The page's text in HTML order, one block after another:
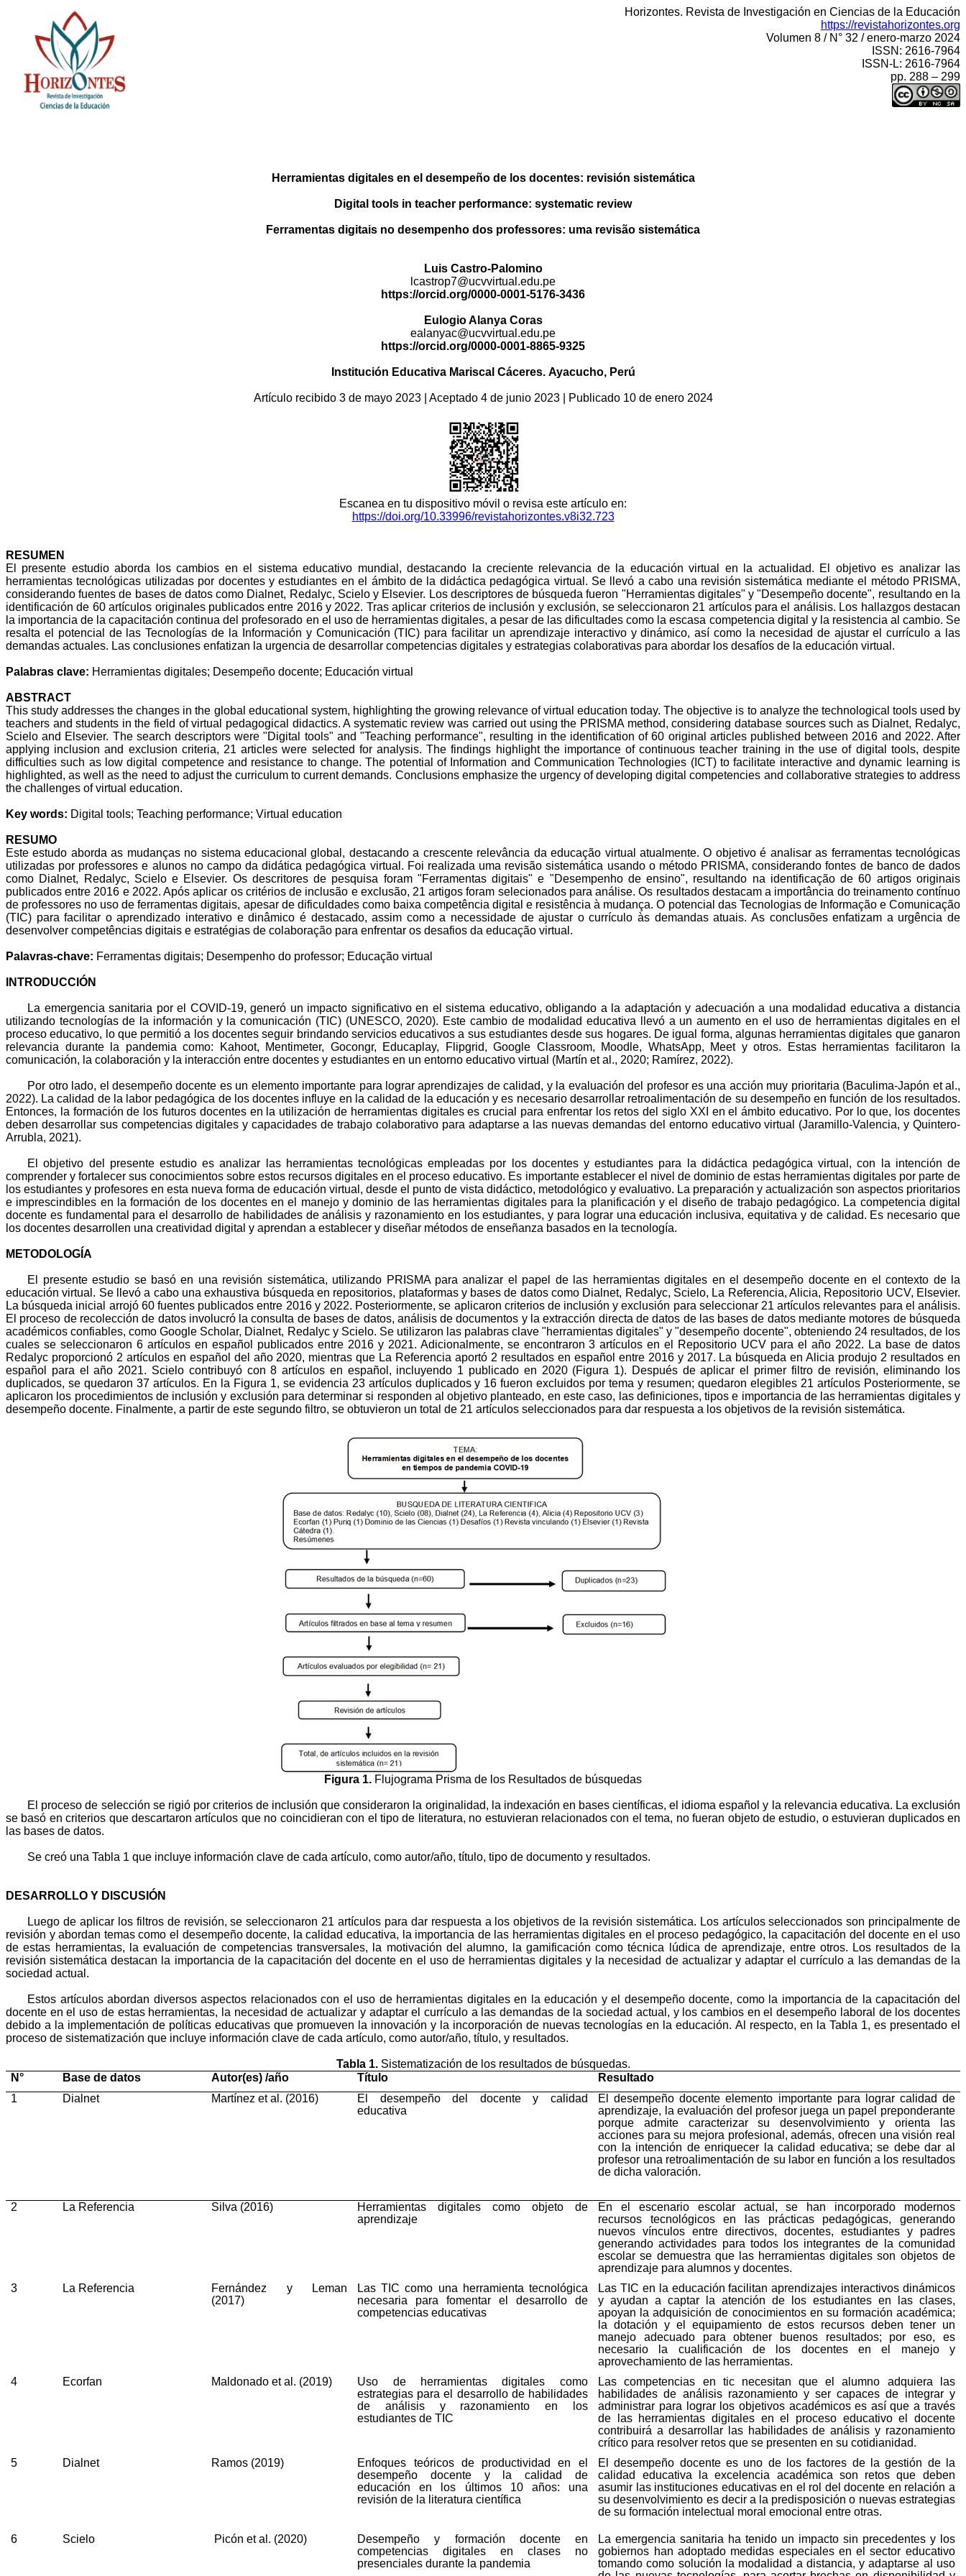
Horizontes. Revista de Investigación en Ciencias de la Educación
https://revistahorizontes.org
Volumen 8 / N° 32 / enero-marzo 2024
ISSN: 2616-7964
ISSN-L: 2616-7964
pp. 288 – 299
Herramientas digitales en el desempeño de los docentes: revisión sistemática
Digital tools in teacher performance: systematic review
Ferramentas digitais no desempenho dos professores: uma revisão sistemática
Luis Castro-Palomino
lcastrop7@ucvvirtual.edu.pe
https://orcid.org/0000-0001-5176-3436
Eulogio Alanya Coras
ealanyac@ucvvirtual.edu.pe
https://orcid.org/0000-0001-8865-9325
Institución Educativa Mariscal Cáceres. Ayacucho, Perú
Artículo recibido 3 de mayo 2023 | Aceptado 4 de junio 2023 | Publicado 10 de enero 2024
Escanea en tu dispositivo móvil o revisa este artículo en:
https://doi.org/10.33996/revistahorizontes.v8i32.723
RESUMEN
El presente estudio aborda los cambios en el sistema educativo mundial, destacando la creciente relevancia de la educación virtual en la actualidad. El objetivo es analizar las
herramientas tecnológicas utilizadas por docentes y estudiantes en el ámbito de la didáctica pedagógica virtual. Se llevó a cabo una revisión sistemática mediante el método PRISMA,
considerando fuentes de bases de datos como Dialnet, Redalyc, Scielo y Elsevier. Los descriptores de búsqueda fueron "Herramientas digitales" y "Desempeño docente", resultando en la
identificación de 60 artículos originales publicados entre 2016 y 2022. Tras aplicar criterios de inclusión y exclusión, se seleccionaron 21 artículos para el análisis. Los hallazgos destacan
la importancia de la capacitación continua del profesorado en el uso de herramientas digitales, a pesar de las dificultades como la escasa competencia digital y la resistencia al cambio. Se
resalta el potencial de las Tecnologías de la Información y Comunicación (TIC) para facilitar un aprendizaje interactivo y dinámico, así como la necesidad de ajustar el currículo a las
demandas actuales. Las conclusiones enfatizan la urgencia de desarrollar competencias digitales y estrategias colaborativas para abordar los desafíos de la educación virtual.
Palabras clave: Herramientas digitales; Desempeño docente; Educación virtual
ABSTRACT
This study addresses the changes in the global educational system, highlighting the growing relevance of virtual education today. The objective is to analyze the technological tools used by
teachers and students in the field of virtual pedagogical didactics. A systematic review was carried out using the PRISMA method, considering database sources such as Dialnet, Redalyc,
Scielo and Elsevier. The search descriptors were "Digital tools" and "Teaching performance", resulting in the identification of 60 original articles published between 2016 and 2022. After
applying inclusion and exclusion criteria, 21 articles were selected for analysis. The findings highlight the importance of continuous teacher training in the use of digital tools, despite
difficulties such as low digital competence and resistance to change. The potential of Information and Communication Technologies (ICT) to facilitate interactive and dynamic learning is
highlighted, as well as the need to adjust the curriculum to current demands. Conclusions emphasize the urgency of developing digital competencies and collaborative strategies to address
the challenges of virtual education.
Key words: Digital tools; Teaching performance; Virtual education
RESUMO
Este estudo aborda as mudanças no sistema educacional global, destacando a crescente relevância da educação virtual atualmente. O objetivo é analisar as ferramentas tecnológicas
utilizadas por professores e alunos no campo da didática pedagógica virtual. Foi realizada uma revisão sistemática usando o método PRISMA, considerando fontes de banco de dados
como Dialnet, Redalyc, Scielo e Elsevier. Os descritores de pesquisa foram "Ferramentas digitais" e "Desempenho de ensino", resultando na identificação de 60 artigos originais
publicados entre 2016 e 2022. Após aplicar os critérios de inclusão e exclusão, 21 artigos foram selecionados para análise. Os resultados destacam a importância do treinamento contínuo
de professores no uso de ferramentas digitais, apesar de dificuldades como baixa competência digital e resistência à mudança. O potencial das Tecnologias de Informação e Comunicação
(TIC) para facilitar o aprendizado interativo e dinâmico é destacado, assim como a necessidade de ajustar o currículo às demandas atuais. As conclusões enfatizam a urgência de
desenvolver competências digitais e estratégias de colaboração para enfrentar os desafios da educação virtual.
Palavras-chave: Ferramentas digitais; Desempenho do professor; Educação virtual
INTRODUCCIÓN
La emergencia sanitaria por el COVID-19, generó un impacto significativo en el sistema educativo, obligando a la adaptación y adecuación a una modalidad educativa a distancia
utilizando tecnologías de la información y la comunicación (TIC) (UNESCO, 2020). Este cambio de modalidad educativa llevó a un aumento en el uso de herramientas digitales en el
proceso educativo, lo que permitió a los docentes seguir brindando servicios educativos a sus estudiantes desde sus hogares. De igual forma, algunas herramientas digitales que ganaron
relevancia durante la pandemia como: Kahoot, Mentimeter, Gocongr, Educaplay, Flipgrid, Google Classroom, Moodle, WhatsApp, Meet y otros. Estas herramientas facilitaron la
comunicación, la colaboración y la interacción entre docentes y estudiantes en un entorno educativo virtual (Martín et al., 2020; Ramírez, 2022).
Por otro lado, el desempeño docente es un elemento importante para lograr aprendizajes de calidad, y la evaluación del profesor es una acción muy prioritaria (Baculima-Japón et al.,
2022). La calidad de la labor pedagógica de los docentes influye en la calidad de la educación y es necesario desarrollar retroalimentación de su desempeño en función de los resultados.
Entonces, la formación de los futuros docentes en la utilización de herramientas digitales es crucial para enfrentar los retos del siglo XXI en el ámbito educativo. Por lo que, los docentes
deben desarrollar sus competencias digitales y capacidades de trabajo colaborativo para adaptarse a las nuevas demandas del entorno educativo virtual (Jaramillo-Valencia, y Quintero-
Arrubla, 2021).
El objetivo del presente estudio es analizar las herramientas tecnológicas empleadas por los docentes y estudiantes para la didáctica pedagógica virtual, con la intención de
comprender y fortalecer sus conocimientos sobre estos recursos digitales en el proceso educativo. Es importante establecer el nivel de dominio de estas herramientas digitales por parte de
los estudiantes y profesores en esta nueva forma de educación virtual, desde el punto de vista didáctico, metodológico y evaluativo. La preparación y actualización son aspectos prioritarios
e imprescindibles en la formación de los docentes en el manejo y dominio de las herramientas digitales para la planificación y el diseño de trabajo pedagógico. La competencia digital
docente es fundamental para el desarrollo de habilidades de análisis y razonamiento en los estudiantes, y para lograr una educación inclusiva, equitativa y de calidad. Es necesario que
los docentes desarrollen una creatividad digital y aprendan a establecer y diseñar métodos de enseñanza basados en la tecnología.
METODOLOGÍA
El presente estudio se basó en una revisión sistemática, utilizando PRISMA para analizar el papel de las herramientas digitales en el desempeño docente en el contexto de la
educación virtual. Se llevó a cabo una exhaustiva búsqueda en repositorios, plataformas y bases de datos como Dialnet, Redalyc, Scielo, La Referencia, Alicia, Repositorio UCV, Elsevier.
La búsqueda inicial arrojó 60 fuentes publicados entre 2016 y 2022. Posteriormente, se aplicaron criterios de inclusión y exclusión para seleccionar 21 artículos relevantes para el análisis.
El proceso de recolección de datos involucró la consulta de bases de datos, análisis de documentos y la extracción directa de datos de las bases de datos mediante motores de búsqueda
académicos confiables, como Google Scholar, Dialnet, Redalyc y Scielo. Se utilizaron las palabras clave "herramientas digitales" y "desempeño docente", obteniendo 24 resultados, de los
cuales se seleccionaron 6 artículos en español publicados entre 2016 y 2021. Adicionalmente, se encontraron 3 artículos en el Repositorio UCV para el año 2022. La base de datos
Redalyc proporcionó 2 artículos en español del año 2020, mientras que La Referencia aportó 2 resultados en español entre 2016 y 2017. La búsqueda en Alicia produjo 2 resultados en
español para el año 2021. Scielo contribuyó con 8 artículos en español, incluyendo 1 publicado en 2020 (Figura 1). Después de aplicar el primer filtro de revisión, eliminando los
duplicados, se quedaron 37 artículos. En la Figura 1, se evidencia 23 artículos duplicados y 16 fueron excluidos por tema y resumen; quedaron elegibles 21 artículos Posteriormente, se
aplicaron los procedimientos de inclusión y exclusión para determinar si responden al objetivo planteado, en este caso, las definiciones, tipos e importancia de las herramientas digitales y
desempeño docente. Finalmente, a partir de este segundo filtro, se obtuvieron un total de 21 artículos seleccionados para dar respuesta a los objetivos de la revisión sistemática.
Figura 1. Flujograma Prisma de los Resultados de búsquedas
El proceso de selección se rigió por criterios de inclusión que consideraron la originalidad, la indexación en bases científicas, el idioma español y la relevancia educativa. La exclusión
se basó en criterios que descartaron artículos que no coincidieran con el tipo de literatura, no estuvieran relacionados con el tema, no fueran objeto de estudio, o estuvieran duplicados en
las bases de datos.
Se creó una Tabla 1 que incluye información clave de cada artículo, como autor/año, título, tipo de documento y resultados.
DESARROLLO Y DISCUSIÓN
Luego de aplicar los filtros de revisión, se seleccionaron 21 artículos para dar respuesta a los objetivos de la revisión sistemática. Los artículos seleccionados son principalmente de
revisión y abordan temas como el desempeño docente, la calidad educativa, la importancia de las herramientas digitales en el proceso pedagógico, la capacitación del docente en el uso
de estas herramientas, la evaluación de competencias transversales, la motivación del alumno, la gamificación como técnica lúdica de aprendizaje, entre otros. Los resultados de la
revisión sistemática destacan la importancia de la capacitación del docente en el uso de herramientas digitales y la necesidad de actualizar y adaptar el currículo a las demandas de la
sociedad actual.
Estos artículos abordan diversos aspectos relacionados con el uso de herramientas digitales en la educación y el desempeño docente, como la importancia de la capacitación del
docente en el uso de estas herramientas, la necesidad de actualizar y adaptar el currículo a las demandas de la sociedad actual, y los cambios en el desempeño laboral de los docentes
debido a la implementación de políticas educativas que promueven la innovación y la incorporación de nuevas tecnologías en la educación. Al respecto, en la Tabla 1, es presentado el
proceso de sistematización que incluye información clave de cada artículo, como autor/año, título, y resultados.
Tabla 1. Sistematización de los resultados de búsquedas.
N°
Base de datos Autor(es) /año Título
Resultado
1
Dialnet Martínez et al. (2016)
El desempeño del docente y calidad
educativa
El desempeño docente elemento importante para lograr calidad de
aprendizaje, la evaluación del profesor juega un papel preponderante
porque admite caracterizar su desenvolvimiento y orienta las
acciones para su mejora profesional, además, ofrecen una visión real
con la intención de enriquecer la calidad educativa; se debe dar al
profesor una retroalimentación de su labor en función a los resultados
de dicha valoración.
2 La Referencia Silva (2016)
Herramientas digitales como objeto de
aprendizaje
En el escenario escolar actual, se han incorporado modernos
recursos tecnológicos en las prácticas pedagógicas, generando
nuevos vínculos entre directivos, docentes, estudiantes y padres
generando actividades para todos los integrantes de la comunidad
escolar se demuestra que las herramientas digitales son objetos de
aprendizaje para alumnos y docentes.
3
La Referencia
Fernández y Leman
(2017)
Las TIC como una herramienta tecnológica
necesaria para fomentar el desarrollo de
competencias educativas
Las TIC en la educación facilitan aprendizajes interactivos dinámicos
y ayudan a captar la atención de los estudiantes en las clases,
apoyan la adquisición de conocimientos en su formación académica;
la dotación y el equipamiento de estos recursos deben tener un
manejo adecuado para obtener buenos resultados; por eso, es
necesario la cualificación de los docentes en el manejo y
aprovechamiento de las herramientas.
4
Ecorfan Maldonado et al. (2019)
Uso de herramientas digitales como
estrategias para el desarrollo de habilidades
de análisis y razonamiento en los
estudiantes de TIC
Las competencias en tic necesitan que el alumno adquiera las
habilidades de análisis razonamiento y ser capaces de integrar y
administrar para lograr los objetivos académicos es así que a través
de las herramientas digitales en el proceso educativo el docente
contribuirá a desarrollar las habilidades de análisis y razonamiento
crítico para resolver retos que se presenten en su cotidianidad.
5
Dialnet Ramos (2019)
Enfoques teóricos de productividad en el
desempeño docente y la calidad de
educación en los últimos 10 años: una
revisión de la literatura científica
El desempeño docente es uno de los factores de la gestión de la
calidad educativa la excelencia académica son retos que deben
asumir las instituciones educativas en el rol del docente en relación a
su desenvolvimiento es decir a la predisposición o nuevas estrategias
de su formación intelectual moral emocional entre otras.
6 Scielo Picón et al. (2020)
Desempeño y formación docente en
competencias digitales en clases no
presenciales durante la pandemia
La emergencia sanitaria ha tenido un impacto sin precedentes y los
gobiernos han adoptado medidas especiales en el sector educativo
tomando como solución la modalidad a distancia, y adaptarse al uso